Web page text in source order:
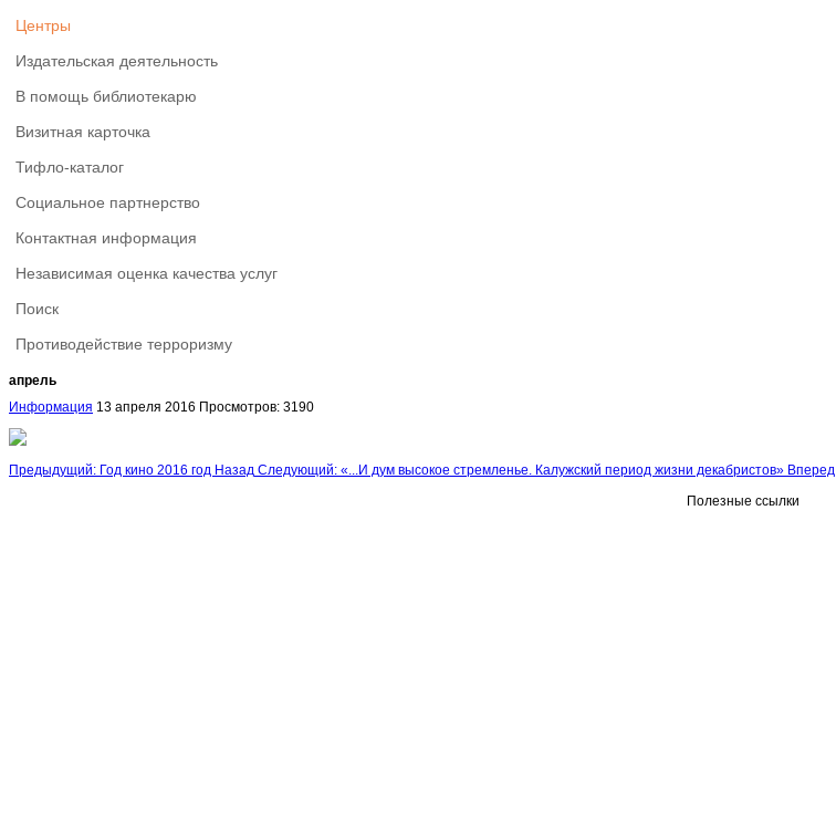
Центры
Издательская деятельность
В помощь библиотекарю
Визитная карточка
Тифло-каталог
Социальное партнерство
Контактная информация
Независимая оценка качества услуг
Поиск
Противодействие терроризму
апрель
Информация 13 апреля 2016 Просмотров: 3190
Предыдущий: Год кино 2016 год Назад Следующий: «...И дум высокое стремленье. Калужский период жизни декабристов» Вперед
Полезные ссылки